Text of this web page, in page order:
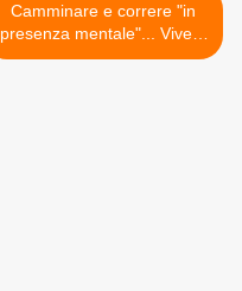
Camminare e correre "in
presenza mentale"... Vivere
qui ed ora... >